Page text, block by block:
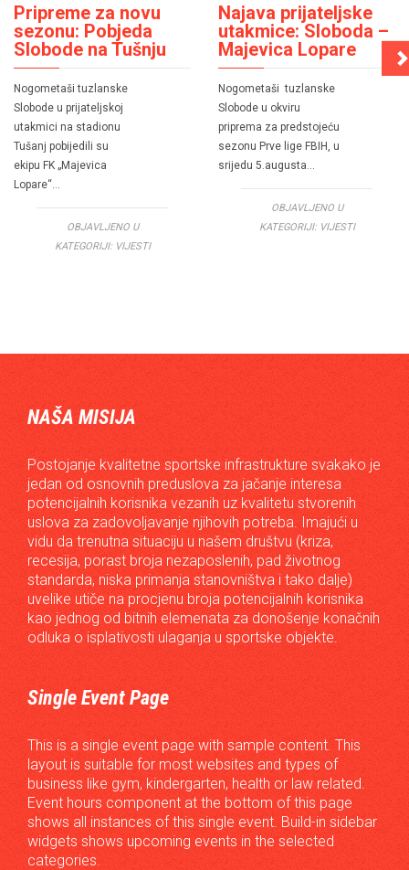
Pripreme za novu
sezonu: Pobjeda
Slobode na Tušnju
Nogometaši tuzlanske
Slobode u prijateljskoj
utakmici na stadionu
Tušanj pobijedili su
ekipu FK „Majevica
Lopare“…
OBJAVLJENO U
KATEGORIJI: VIJESTI
Najava prijateljske
utakmice: Sloboda –
Majevica Lopare
Nogometaši tuzlanske
Slobode u okviru
priprema za predstojeću
sezonu Prve lige FBIH, u
srijedu 5.augusta…
OBJAVLJENO U
KATEGORIJI: VIJESTI
NAŠA MISIJA
Postojanje kvalitetne sportske infrastrukture svakako je
jedan od osnovnih preduslova za jačanje interesa
potencijalnih korisnika vezanih uz kvalitetu stvorenih
uslova za zadovoljavanje njihovih potreba. Imajući u
vidu da trenutna situaciju u našem društvu (kriza,
recesija, porast broja nezaposlenih, pad životnog
standarda, niska primanja stanovništva i tako dalje)
uvelike utiče na procjenu broja potencijalnih korisnika
kao jednog od bitnih elemenata za donošenje konačnih
odluka o isplativosti ulaganja u sportske objekte.
Single Event Page
This is a single event page with sample content. This
layout is suitable for most websites and types of
business like gym, kindergarten, health or law related.
Event hours component at the bottom of this page
shows all instances of this single event. Build-in sidebar
widgets shows upcoming events in the selected
categories.